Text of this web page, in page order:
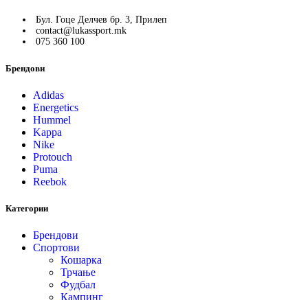
Бул. Гоце Делчев бр. 3, Прилеп
contact@lukassport.mk
075 360 100
Брендови
Adidas
Energetics
Hummel
Kappa
Nike
Protouch
Puma
Reebok
Категории
Брендови
Спортови
Кошарка
Трчање
Фудбал
Кампинг